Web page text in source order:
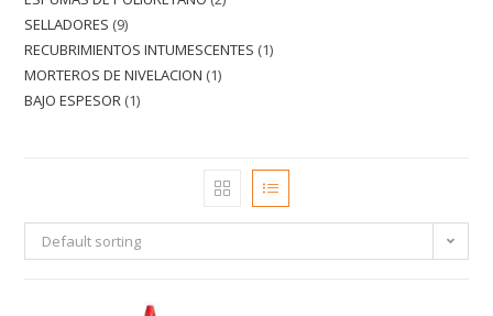
SELLADORES 9
RECUBRIMIENTOS INTUMESCENTES 1
MORTEROS DE NIVELACION 1
BAJO ESPESOR 1
Default sorting